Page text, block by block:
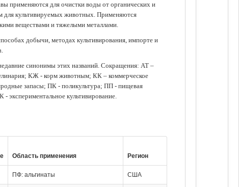
применяются для очистки воды от органических и
для культивируемых животных. Применяются
веществами и тяжелыми металлами.
добычи, методах культивирования, импорте и
синонимы этих названий. Сокращения: АТ –
КЖ - корм животным; КК – коммерческое
запасы; ПК - поликультура; ПП - пищевая
экспериментальное культивирование.
Область применения Регион
ПФ: альгинаты США